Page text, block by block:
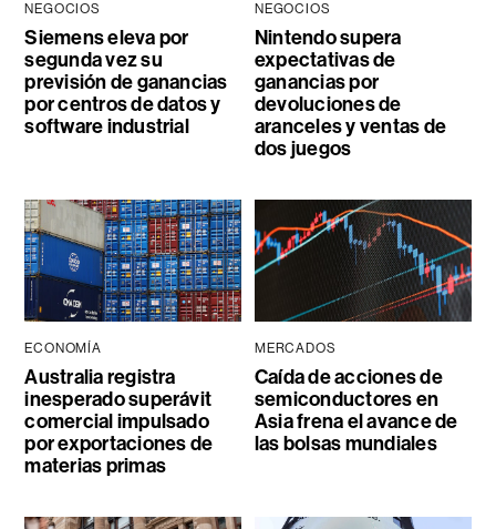
NEGOCIOS
Siemens eleva por
segunda vez su
previsión de ganancias
por centros de datos y
software industrial
NEGOCIOS
Nintendo supera
expectativas de
ganancias por
devoluciones de
aranceles y ventas de
dos juegos
ECONOMÍA
Australia registra
inesperado superávit
comercial impulsado
por exportaciones de
materias primas
MERCADOS
Caída de acciones de
semiconductores en
Asia frena el avance de
las bolsas mundiales